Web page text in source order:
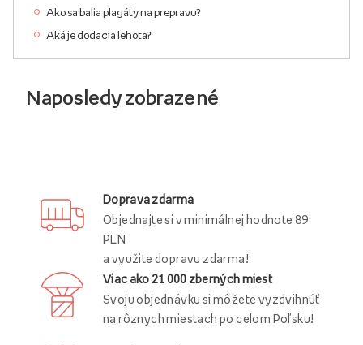
Ako sa balia plagáty na prepravu?
Aká je dodacia lehota?
Naposledy zobrazené
Doprava zdarma
Objednajte si v minimálnej hodnote 89
PLN
a využite dopravu zdarma!
Viac ako 21 000 zberných miest
Svoju objednávku si môžete vyzdvihnúť
na rôznych miestach po celom Poľsku!